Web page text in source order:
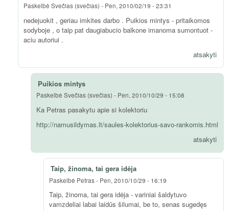
Paskelbė Svečias (svečias) - Pen, 2010/02/19 - 23:31
nedejuokit , geriau imkites darbo . Puikios mintys - pritaikomos
sodyboje , o taip pat daugiabucio balkone imanoma sumontuot -
aciu autoriui .
atsakyti
Puikios mintys
Paskelbė Svečias (svečias) - Pen, 2010/10/29 - 15:08
Ka Petras pasakytu apie si kolektoriu
http://namusildymas.lt/saules-kolektorius-savo-rankomis.html
atsakyti
Taip, žinoma, tai gera idėja
Paskelbė Petras- Pen, 2010/10/29 - 16:19
Taip, žinoma, tai gera idėja - variniai šaldytuvo
vamzdeliai labai laidūs šilumai, be to, senas sugedęs